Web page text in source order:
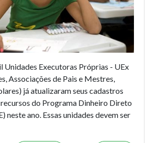
Unidades Executoras Próprias - UEx
Associações de Pais e Mestres,
já atualizaram seus cadastros
do Programa Dinheiro Direto
neste ano. Essas unidades devem ser